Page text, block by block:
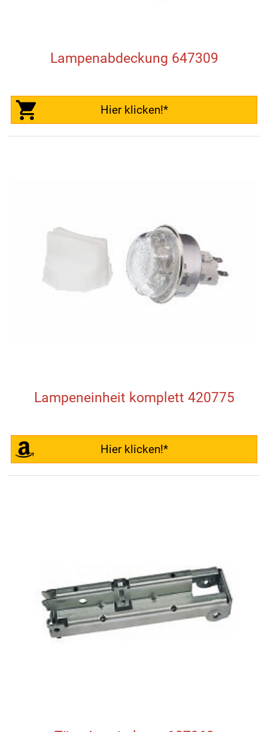
Lampenabdeckung 647309
Hier klicken!*
Lampeneinheit komplett 420775
Hier klicken!*